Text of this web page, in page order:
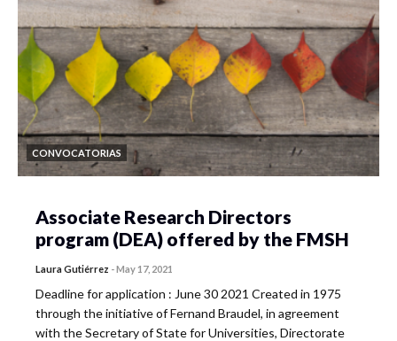
CONVOCATORIAS
Associate Research Directors
program (DEA) offered by the FMSH
Laura Gutiérrez -May 17, 2021
Deadline for application : June 30 2021 Created in 1975
through the initiative of Fernand Braudel, in agreement
with the Secretary of State for Universities, Directorate